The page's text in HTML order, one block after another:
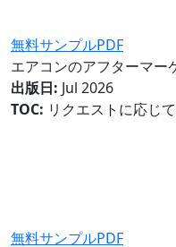
無料サンプルPDF
エアコンのアフターマー
出版日: Jul 2026
TOC: リクエストに応じ
無料サンプルPDF